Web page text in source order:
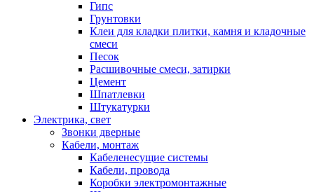
Гипс
Грунтовки
Клеи для кладки плитки, камня и кладочные
смеси
Песок
Расшивочные смеси, затирки
Цемент
Шпатлевки
Штукатурки
Электрика, свет
Звонки дверные
Кабели, монтаж
Кабеленесущие системы
Кабели, провода
Коробки электромонтажные